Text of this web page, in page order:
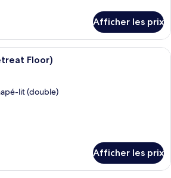
Afficher les prix
Un salon moderne avec un
Floor)
lit (double)
Afficher les prix